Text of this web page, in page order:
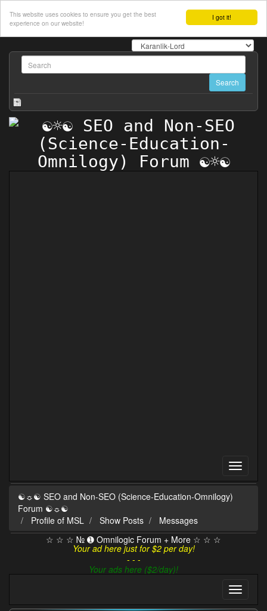
I got it!
This website uses cookies to ensure you get the best
experience on our website!
☯☼☯ SEO and Non-SEO (Science-Education-Omnilogy)
Forum ☯☼☯
Profile of MSL
Show Posts
Messages
☆ ☆ ☆ № ➊ Omnilogic Forum + More ☆ ☆ ☆
Your ad here just for $2 per day!
- - -
Your ads here ($2/day)!